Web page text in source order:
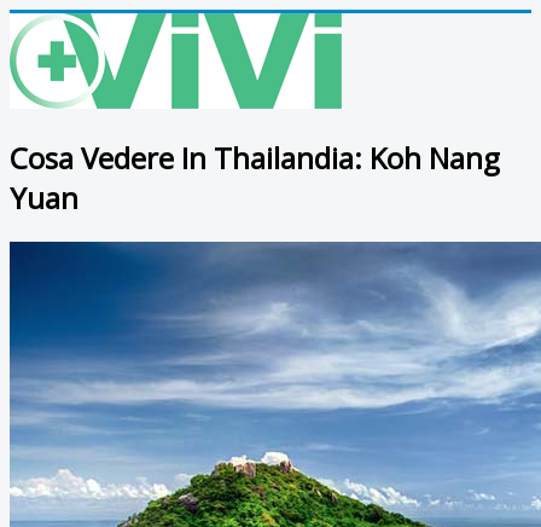
Cosa Vedere In Thailandia: Koh Nang
Yuan